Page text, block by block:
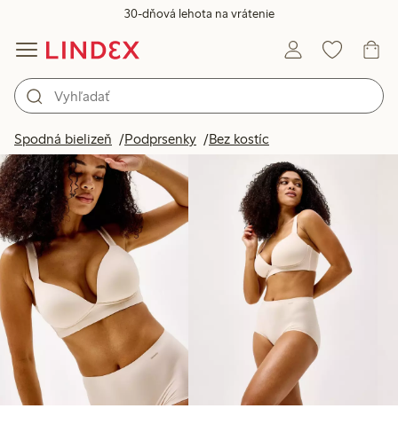
30-dňová lehota na vrátenie
Spodná bielizeň Podprsenky Bez kostíc
Produkty na obrázku